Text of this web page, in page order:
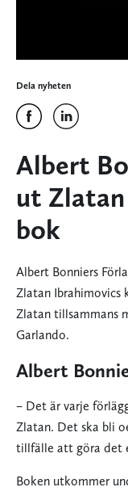
Dela nyheten
Albert
ut
bok
Albert Bonniers
Zlatan Ibrahimovics
Zlatan tillsammans
Garlando.
Albert
– Det är varje
Zlatan. Det ska bli
tillfälle att göra det
Boken utkommer